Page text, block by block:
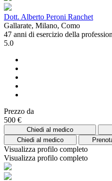
Dott. Alberto Peroni Ranchet
Gallarate, Milano, Como
47 anni di esercizio della
5.0
Prezzo da
500 €
Chiedi al medico
Chiedi al medico
Visualizza profilo completo
Visualizza profilo completo